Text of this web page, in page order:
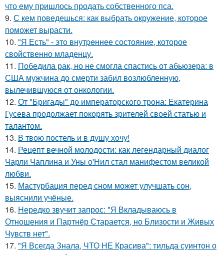
что ему пришлось продать собственного пса.
9. С кем поведешься: как выбрать окружение, которое
поможет вырасти.
10. "Я Есть" - этo внутpeннее состояние, которое
свойственно младенцу.
11. Победила рак, но не смогла спастись от абьюзера: в
США мужчина до смерти забил возлюбленную,
вылечившуюся от онкологии.
12. От "Бригады" до императорского трона: Екатерина
Гусева продолжает покорять зрителей своей статью и
талантом.
13. В твою постель и в душу хочу!
14. Рецепт вечной молодости: как легендарный диалог
Чарли Чаплина и Уны о'Нил стал манифестом великой
любви.
15. Мастурбация перед сном может улучшать сон,
выяснили учёные.
16. Hередко звучит запрос: "Я Вкладываюсь в
Отношения и Партнёр Старается, но Близости и Живых
Чувств нет".
17. "Я Всегда Знала, ЧТО НЕ Красива": тильда суинтон о